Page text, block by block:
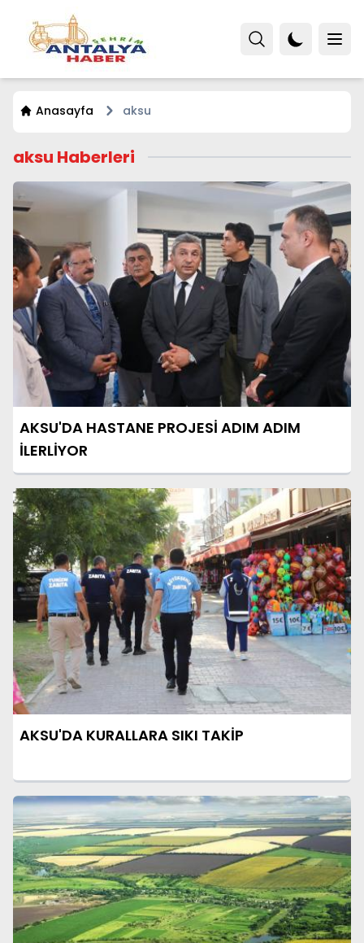
Anasayfa aksu
aksu Haberleri
AKSU'DA HASTANE PROJESİ ADIM ADIM
İLERLİYOR
AKSU'DA KURALLARA SIKI TAKİP